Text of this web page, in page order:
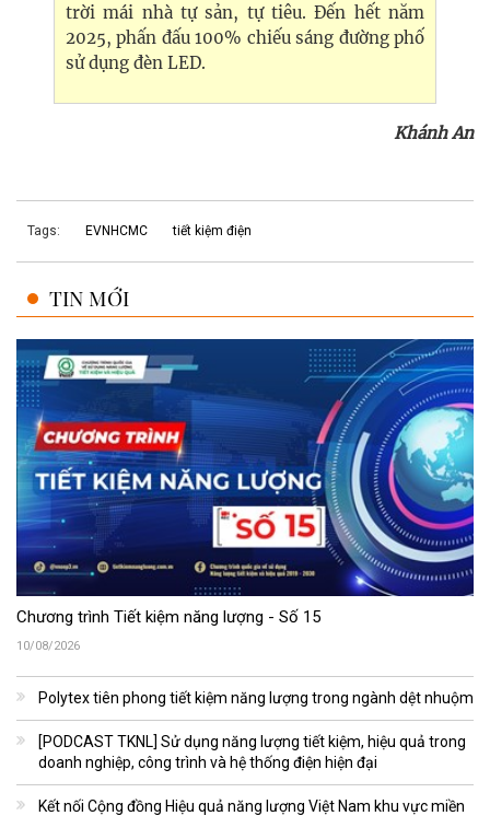
trời mái nhà tự sản, tự tiêu. Đến hết năm
2025, phấn đấu 100% chiếu sáng đường phố
sử dụng đèn LED.
Khánh An
Tags: EVNHCMC tiết kiệm điện
TIN MỚI
Chương trình Tiết kiệm năng lượng - Số 15
10/08/2026
Polytex tiên phong tiết kiệm năng lượng trong ngành dệt nhuộm
[PODCAST TKNL] Sử dụng năng lượng tiết kiệm, hiệu quả trong
doanh nghiệp, công trình và hệ thống điện hiện đại
Kết nối Cộng đồng Hiệu quả năng lượng Việt Nam khu vực miền